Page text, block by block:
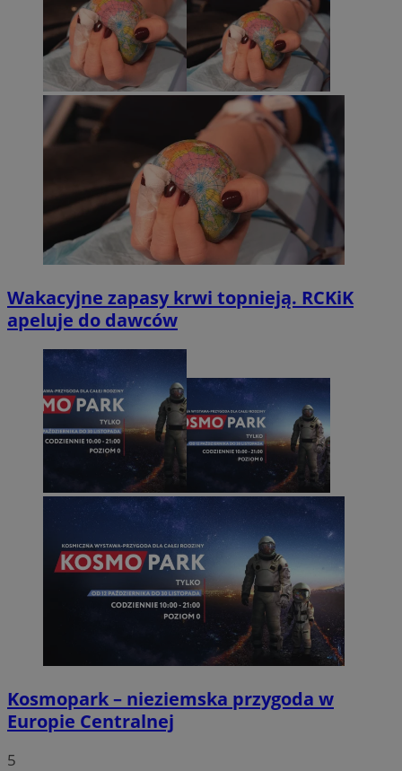
Wakacyjne zapasy krwi topnieją. RCKiK
apeluje do dawców
Kosmopark – nieziemska przygoda w
Europie Centralnej
5